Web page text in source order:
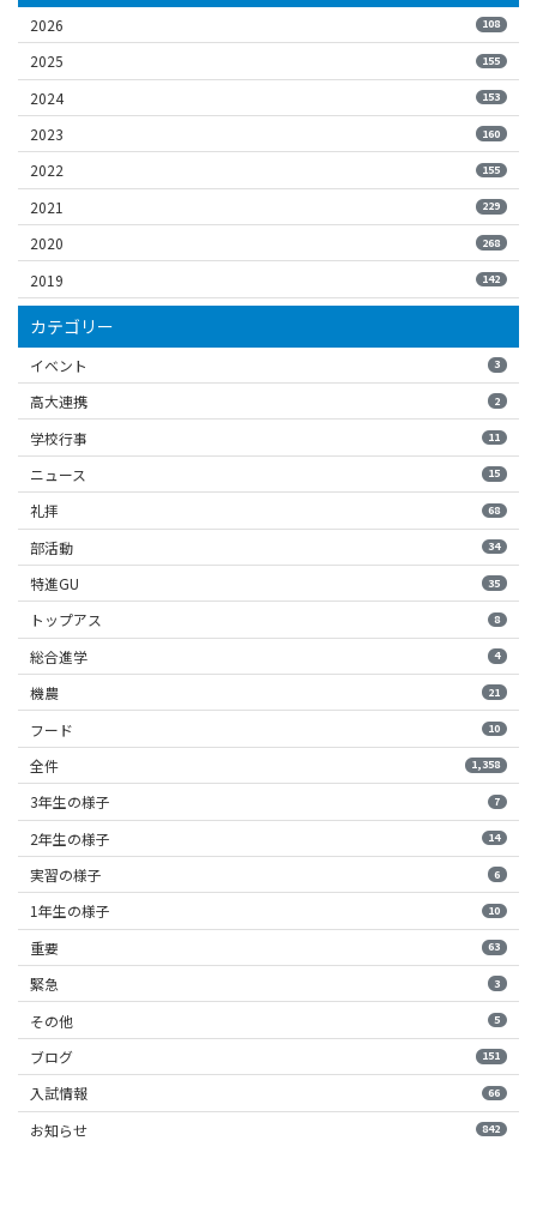
2026 108
2025 155
2024 153
2023 160
2022 155
2021 229
2020 268
2019 142
カテゴリー
イベント 3
高大連携 2
学校行事 11
ニュース 15
礼拝 68
部活動 34
特進GU 35
トップアス 8
総合進学 4
機農 21
フード 10
全件 1,358
3年生の様子 7
2年生の様子 14
実習の様子 6
1年生の様子 10
重要 63
緊急 3
その他 5
ブログ 151
入試情報 66
お知らせ 842